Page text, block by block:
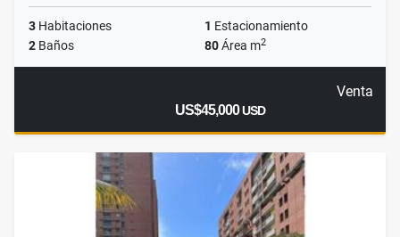
3 Habitaciones 1 Estacionamiento
2 Baños 80Área m2
Venta
US$45,000USD